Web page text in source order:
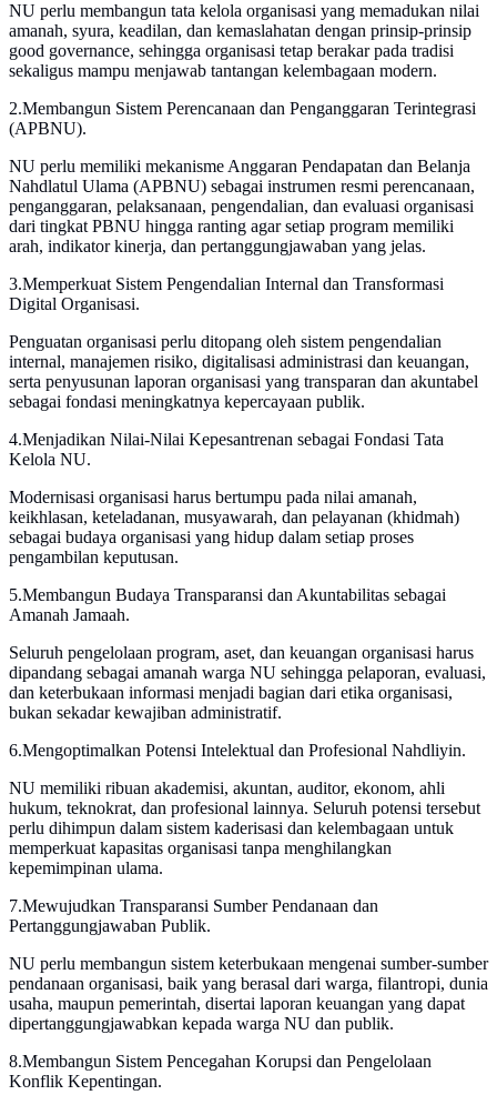
NU perlu membangun tata kelola organisasi yang memadukan nilai
amanah, syura, keadilan, dan kemaslahatan dengan prinsip-prinsip
good governance, sehingga organisasi tetap berakar pada tradisi
sekaligus mampu menjawab tantangan kelembagaan modern.
2.Membangun Sistem Perencanaan dan Penganggaran Terintegrasi
(APBNU).
NU perlu memiliki mekanisme Anggaran Pendapatan dan Belanja
Nahdlatul Ulama (APBNU) sebagai instrumen resmi perencanaan,
penganggaran, pelaksanaan, pengendalian, dan evaluasi organisasi
dari tingkat PBNU hingga ranting agar setiap program memiliki
arah, indikator kinerja, dan pertanggungjawaban yang jelas.
3.Memperkuat Sistem Pengendalian Internal dan Transformasi
Digital Organisasi.
Penguatan organisasi perlu ditopang oleh sistem pengendalian
internal, manajemen risiko, digitalisasi administrasi dan keuangan,
serta penyusunan laporan organisasi yang transparan dan akuntabel
sebagai fondasi meningkatnya kepercayaan publik.
4.Menjadikan Nilai-Nilai Kepesantrenan sebagai Fondasi Tata
Kelola NU.
Modernisasi organisasi harus bertumpu pada nilai amanah,
keikhlasan, keteladanan, musyawarah, dan pelayanan (khidmah)
sebagai budaya organisasi yang hidup dalam setiap proses
pengambilan keputusan.
5.Membangun Budaya Transparansi dan Akuntabilitas sebagai
Amanah Jamaah.
Seluruh pengelolaan program, aset, dan keuangan organisasi harus
dipandang sebagai amanah warga NU sehingga pelaporan, evaluasi,
dan keterbukaan informasi menjadi bagian dari etika organisasi,
bukan sekadar kewajiban administratif.
6.Mengoptimalkan Potensi Intelektual dan Profesional Nahdliyin.
NU memiliki ribuan akademisi, akuntan, auditor, ekonom, ahli
hukum, teknokrat, dan profesional lainnya. Seluruh potensi tersebut
perlu dihimpun dalam sistem kaderisasi dan kelembagaan untuk
memperkuat kapasitas organisasi tanpa menghilangkan
kepemimpinan ulama.
7.Mewujudkan Transparansi Sumber Pendanaan dan
Pertanggungjawaban Publik.
NU perlu membangun sistem keterbukaan mengenai sumber-sumber
pendanaan organisasi, baik yang berasal dari warga, filantropi, dunia
usaha, maupun pemerintah, disertai laporan keuangan yang dapat
dipertanggungjawabkan kepada warga NU dan publik.
8.Membangun Sistem Pencegahan Korupsi dan Pengelolaan
Konflik Kepentingan.